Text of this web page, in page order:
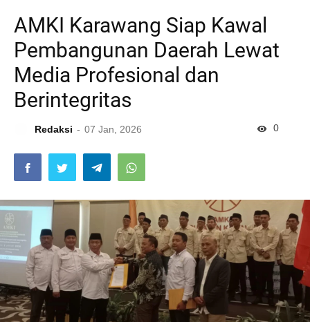
AMKI Karawang Siap Kawal
Pembangunan Daerah Lewat
Media Profesional dan
Berintegritas
Redaksi 07 Jan, 2026 0